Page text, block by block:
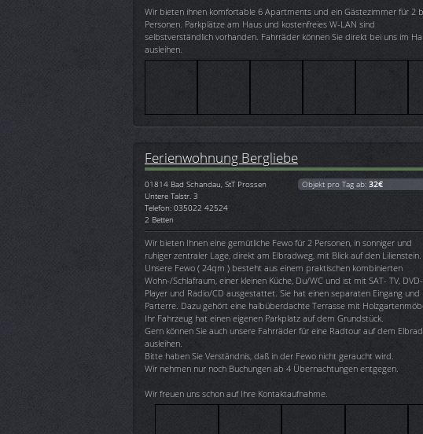
Wir bieten ihnen komfortable 6 Apartments und ein Gästezimmer für 2
Personen. Parkplätze am Haus und kostenfreies W-LAN sind
selbstverständlich vorhanden. Fahrräder können Sie direkt bei uns im
ausleihen.
Ferienwohnung Bergliebe
01814 Bad Schandau, StT Prossen
Untere Talstr. 3
Telefon: 035022 42524
2 Betten
Objekt pro Tag ab: 32€
Wir bieten Ihnen eine gemütliche Fewo für 2 Personen, in sonniger und
ruhiger zentraler Lage, direkt am Elbradweg, mit Blick auf den Lilienstein.
Unsere Fewo ( 24qm ) besteht aus einem praktischen kombinierten
Wohn-/Schlafraum, einer kleinen Küche, Du/WC und ist mit SAT- TV, DVD-
Player und Radio/CD ausgestattet. Sie hat einen separaten Eingang und
Parterre. Dazu gehört eine halbüberdachte Terrasse mit
Ihr Fahrzeug hat einen eigenen Parkplatz auf dem Grundstück.
Gern können Sie auch unsere Fahrräder für eine Radtour auf dem
ausleihen.
Bitte haben Sie Verständnis, daß in der Fewo nicht geraucht wird.
Wir nehmen nur noch Buchungen ab 4 Übernachtungen entgegen.
Wir freuen uns schon auf Ihre Kontaktaufnahme.